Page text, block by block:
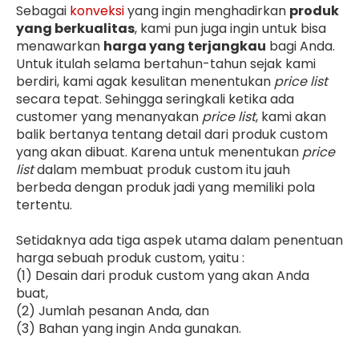
Sebagai konveksiyang ingin menghadirkan produk
yang berkualitas, kami pun juga ingin untuk bisa
menawarkan harga yang terjangkau bagi Anda.
Untuk itulah selama bertahun-tahun sejak kami
berdiri, kami agak kesulitan menentukan price list
secara tepat. Sehingga seringkali ketika ada
customer yang menanyakan price list, kami akan
balik bertanya tentang detail dari produk custom
yang akan dibuat. Karena untuk menentukan price
listdalam membuat produk custom itu jauh
berbeda dengan produk jadi yang memiliki pola
tertentu.
Setidaknya ada tiga aspek utama dalam penentuan
harga sebuah produk custom, yaitu :
(1) Desain dari produk custom yang akan Anda
buat,
(2) Jumlah pesanan Anda, dan
(3) Bahan yang ingin Anda gunakan.